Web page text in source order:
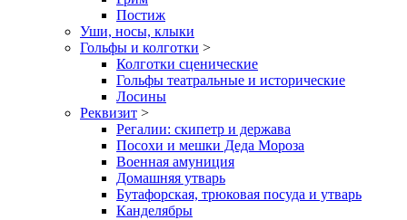
Постиж
Уши, носы, клыки
Гольфы и колготки >
Колготки сценические
Гольфы театральные и исторические
Лосины
Реквизит >
Регалии: скипетр и держава
Посохи и мешки Деда Мороза
Военная амуниция
Домашняя утварь
Бутафорская, трюковая посуда и утварь
Канделябры